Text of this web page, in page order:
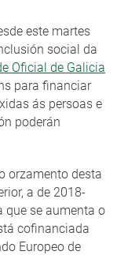
este martes
social da
Oficial de Galicia
para financiar
ás persoas e
poderán
orzamento desta
a de 2018-
que se aumenta o
cofinanciada
Europeo de